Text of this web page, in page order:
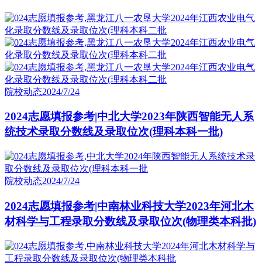
院校动态2024/7/24
2024志愿填报参考|中北大学2023年陕西智能无人系
统技术录取分数线及录取位次(理科本科一批)
院校动态2024/7/24
2024志愿填报参考|中南林业科技大学2023年河北木
材科学与工程录取分数线及录取位次(物理类本科批)